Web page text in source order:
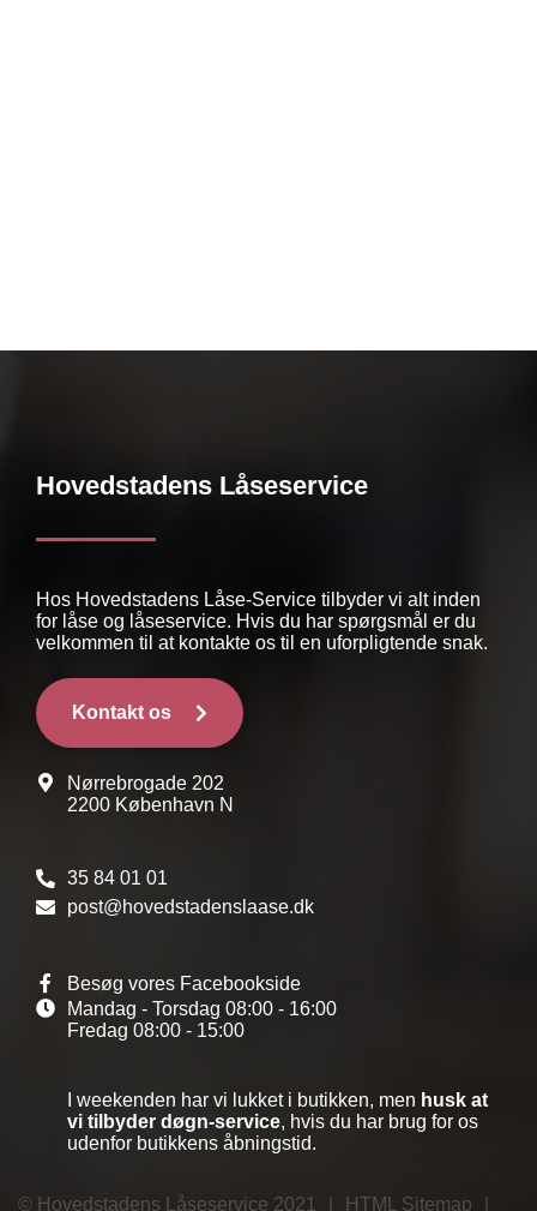
Hovedstadens Låseservice
Hos Hovedstadens Låse-Service tilbyder vi alt inden
for låse og låseservice. Hvis du har spørgsmål er du
velkommen til at kontakte os til en uforpligtende snak.
Kontakt os
Nørrebrogade 202
2200 København N
35 84 01 01
post@hovedstadenslaase.dk
Besøg vores Facebookside
Mandag - Torsdag 08:00 - 16:00
Fredag 08:00 - 15:00
I weekenden har vi lukket i butikken, men husk at
vi tilbyder døgn-service, hvis du har brug for os
udenfor butikkens åbningstid.
© Hovedstadens Låseservice 2021 HTML Sitemap